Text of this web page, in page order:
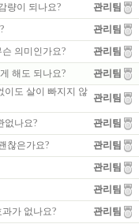
량이 되나요? 관리팀
관리팀
의미인가요? 관리팀
해도 되나요? 관리팀
이도 살이 빠지지 않
관리팀
없나요? 관리팀
찮은가요? 관리팀
관리팀
관리팀
가 없나요? 관리팀